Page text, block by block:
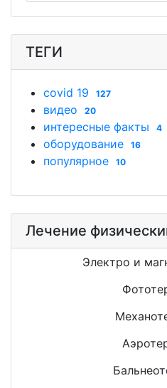
ТЕГИ
covid 19 127
видео 20
интересные факты 4
оборудование 16
популярное 10
Лечение
Электро и